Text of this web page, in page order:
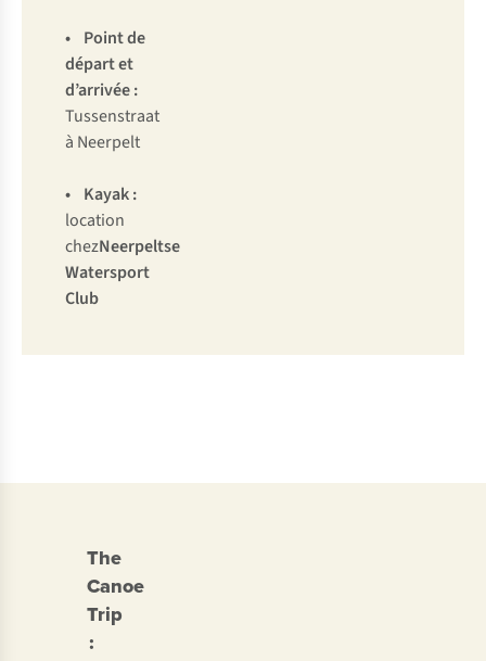
• Point de
départ et
d’arrivée :
Tussenstraat
à Neerpelt
• Kayak :
location
chezNeerpeltse
Watersport
Club
The
Canoe
Trip
: